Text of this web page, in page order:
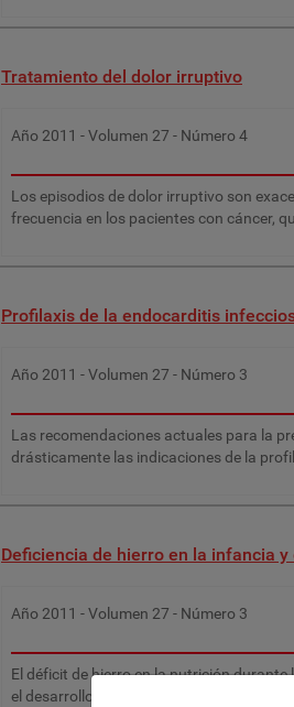
Tratamiento del dolor irruptivo
Año 2011 - Volumen 27 - Número4
Los episodios de dolor irruptivo son
frecuencia en los pacientes con cáncer,
Profilaxis de la endocarditis
Año 2011 - Volumen 27 - Número 3
Las recomendaciones actuales para la
drásticamente las indicaciones de la
Deficiencia de hierro en la infancia
Año 2011 - Volumen 27 - Número 3
El déficit de hierro en la nutrición
el desarrollo cerebral y sobre las